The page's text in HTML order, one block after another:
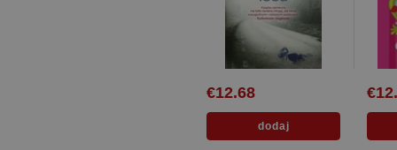
€12.68